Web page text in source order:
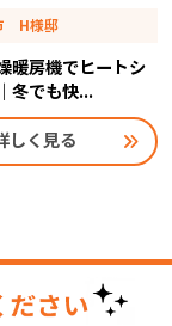
H様邸
暖房機でヒートシ
冬でも快...
しく見る